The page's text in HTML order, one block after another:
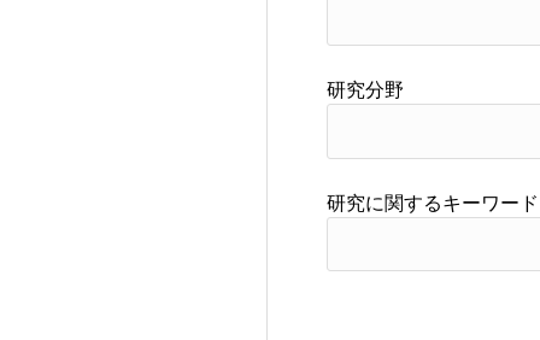
研究分野
研究に関するキーワード